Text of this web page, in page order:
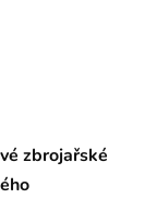
zbrojařské